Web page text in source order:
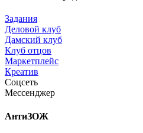
Задания
Деловой клуб
Дамский клуб
Клуб отцов
Маркетплейс
Креатив
Соцсеть
Мессенджер
АнтиЗОЖ